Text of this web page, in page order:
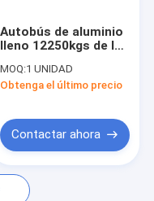
Autobús de aluminio
lleno 12250kgs de la
autobúses de
lanzadera del
MOQ:1 UNIDAD
Obtenga el último precio
Contactar ahora